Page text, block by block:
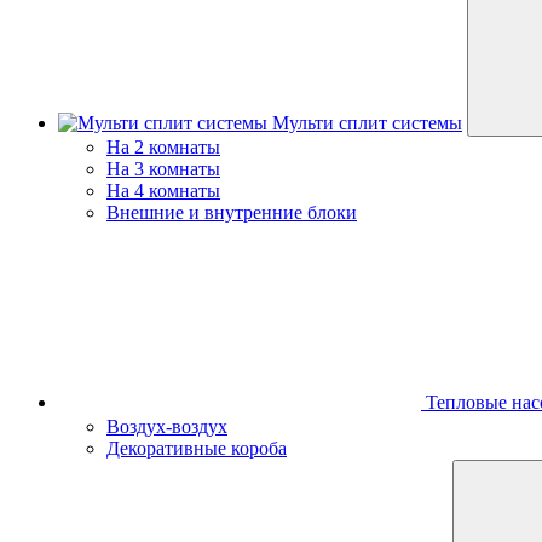
Мульти сплит системы
На 2 комнаты
На 3 комнаты
На 4 комнаты
Внешние и внутренние блоки
Тепловые
Воздух-воздух
Декоративные короба